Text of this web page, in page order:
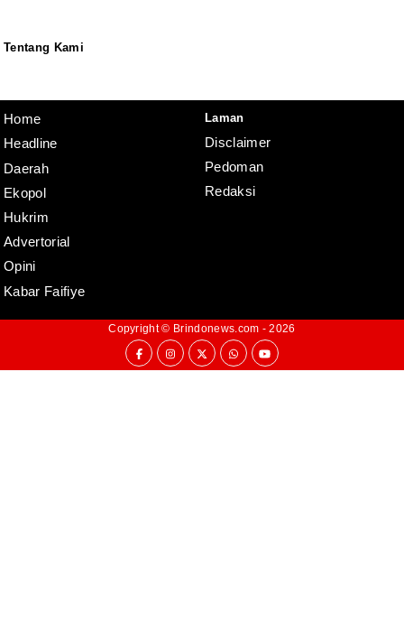
Tentang Kami
Home
Headline
Daerah
Ekopol
Hukrim
Advertorial
Opini
Kabar Faifiye
Laman
Disclaimer
Pedoman
Redaksi
Copyright © Brindonews.com - 2026